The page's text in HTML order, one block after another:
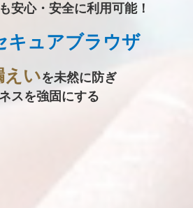
安心・安全に利用可能！
キュアブラウザ
えいを未然に防ぎ
スを強固にする